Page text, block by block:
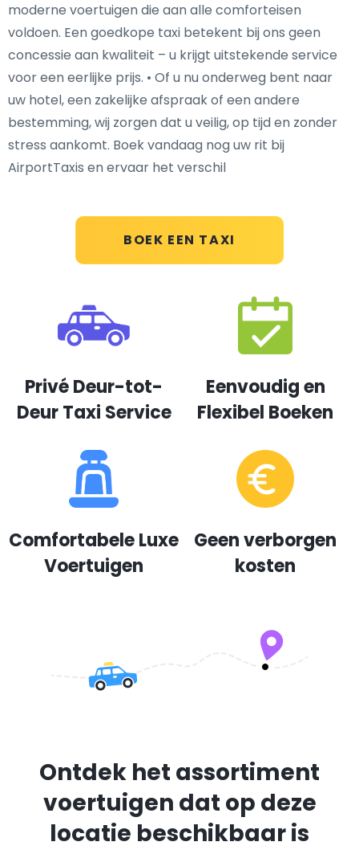
BOEK EEN TAXI
moderne voertuigen die aan alle comforteisen
voldoen. Een goedkope taxi betekent bij ons geen
concessie aan kwaliteit – u krijgt uitstekende service
voor een eerlijke prijs. • Of u nu onderweg bent naar
uw hotel, een zakelijke afspraak of een andere
bestemming, wij zorgen dat u veilig, op tijd en zonder
stress aankomt. Boek vandaag nog uw rit bij
AirportTaxis en ervaar het verschil
Privé Deur-tot-
Deur Taxi Service
Eenvoudig en
Flexibel Boeken
Comfortabele Luxe
Voertuigen
Geen verborgen
kosten
Ontdek het assortiment
voertuigen dat op deze
locatie beschikbaar is